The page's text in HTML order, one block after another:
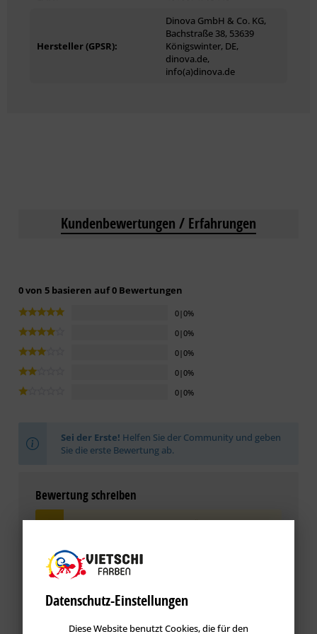
Hersteller (GPSR):
Dinova GmbH & Co. KG,
Bachstraße 38, 53639
Königswinter, DE,
dinova.de,
info(a)dinova.de
Kundenbewertungen / Erfahrungen
0 von 5 basieren auf 0 Bewertungen
0|0%
0|0%
0|0%
0|0%
0|0%
Sei der Erste! Helfen Sie der Community und geben
Sie die erste Bewertung ab.
Bewertung schreiben
Bewertungen werden nach Überprüfung
Datenschutz-Einstellungen
Diese Website benutzt Cookies, die für den